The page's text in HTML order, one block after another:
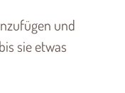
und
sie etwas